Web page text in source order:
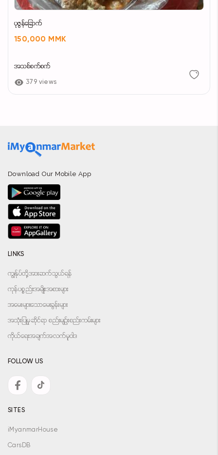
ပုဇွန်ခြောက်
150,000 MMK
အသစ်စက်စက်
379 views
Download Our Mobile App
LINKS
ကျွန်ုပ်တို့အားဆက်သွယ်ရန်
ကုန်ပစ္စည်းအမျိုးအစားများ
အမေးများသောမေးခွန်းများ
အသုံးပြုမှုဆိုင်ရာ စည်းမျဉ်းစည်းကမ်းများ
ကိုယ်ရေးအချက်အလက်မူဝါဒ
FOLLOW US
SITES
iMyanmarHouse
CarsDB